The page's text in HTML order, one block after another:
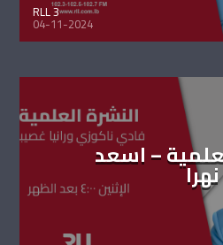
RLL 3
04-11-2024
– اسعد
نهرا